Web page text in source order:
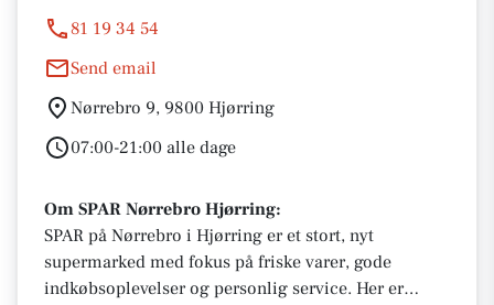
81 19 34 54
Send email
Nørrebro 9, 9800 Hjørring
07:00-21:00 alle dage
Om SPAR Nørrebro Hjørring:
SPAR på Nørrebro i Hjørring er et stort, nyt
supermarked med fokus på friske varer, gode
indkøbsoplevelser og personlig service. Her er